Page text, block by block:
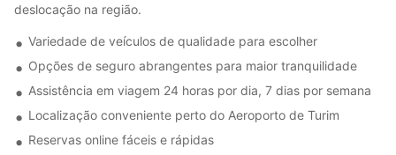
deslocação na região.
Variedade de veículos de qualidade para escolher
Opções de seguro abrangentes para maior tranquilidade
Assistência em viagem 24 horas por dia, 7 dias por semana
Localização conveniente perto do Aeroporto de Turim
Reservas online fáceis e rápidas